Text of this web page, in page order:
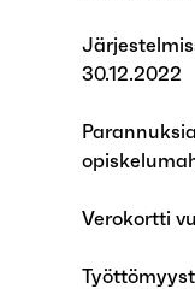
30.12.2022
Verokortti